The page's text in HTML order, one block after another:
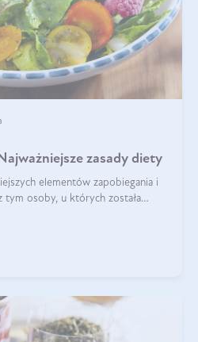
zasady diety
elementów zapobiegania i
tym osoby, u których została